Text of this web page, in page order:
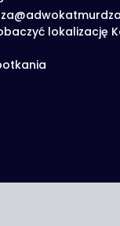
lokalizację